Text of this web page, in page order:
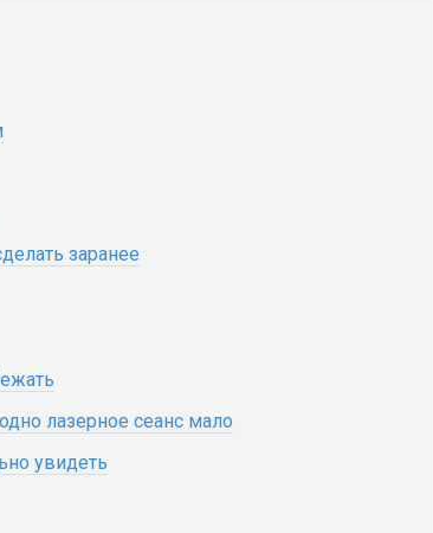
заранее
лазерное сеанс мало
увидеть